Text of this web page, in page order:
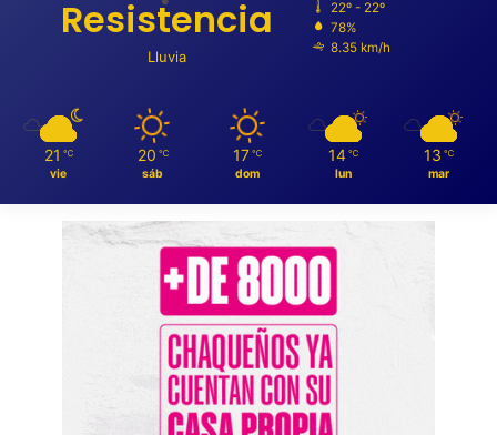
Resistencia
Lluvia
22º - 22º
78%
8.35 km/h
21 ℃
vie
20 ℃
sáb
17 ℃
dom
14 ℃
lun
13 ℃
mar